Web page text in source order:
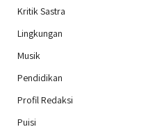
Kritik Sastra
Lingkungan
Musik
Pendidikan
Profil Redaksi
Puisi